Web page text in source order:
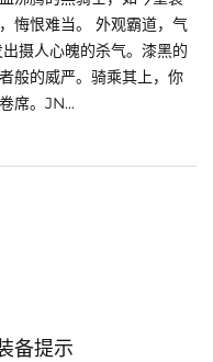
悔恨难当。 外观霸道，气
摄人心魄的杀气。漆黑的
般的威严。骑乘其上，你
席。JN...
备提示